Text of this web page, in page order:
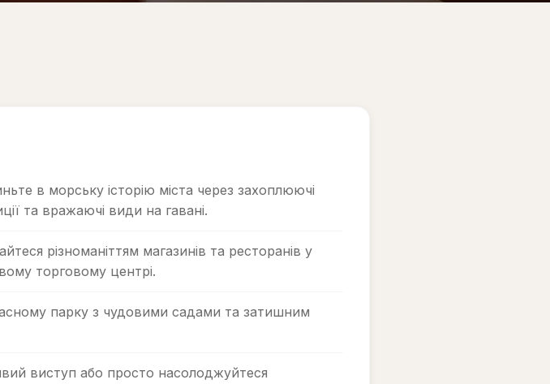
в морську історію міста через захоплюючі
та вражаючі види на гавані.
різноманіттям магазинів та ресторанів у
торговому центрі.
парку з чудовими садами та затишним
виступ або просто насолоджуйтеся